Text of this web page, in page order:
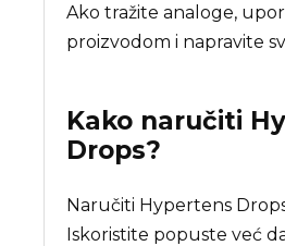
Ako tražite analoge,
proizvodom i napravite
Kako naručiti
Drops?
Naručiti Hypertens
Iskoristite popuste već